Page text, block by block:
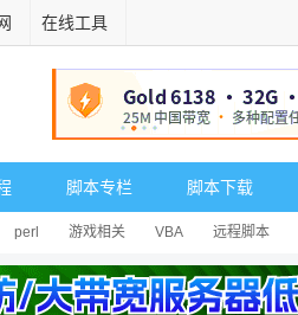
在线工具
脚本专栏 脚本下载
perl 游戏相关 VBA 远程脚本